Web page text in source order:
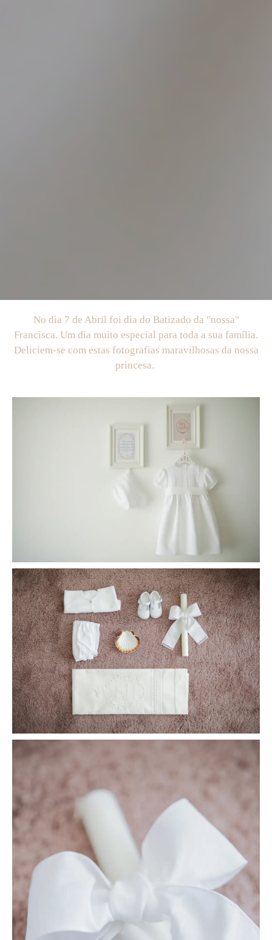
No dia 7 de Abril foi dia do Batizado da "nossa"
Francisca. Um dia muito especial para toda a sua família.
Deliciem-se com estas fotografias maravilhosas da nossa
princesa.